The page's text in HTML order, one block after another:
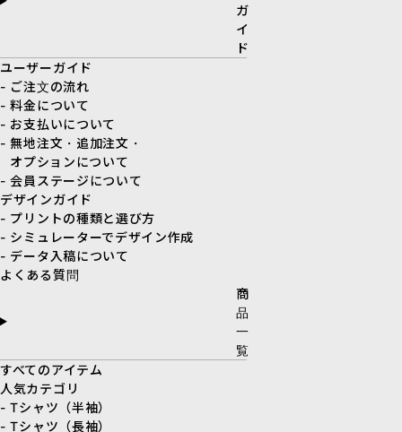
ガ
イ
ド
ユーザーガイド
- ご注文の流れ
- 料金について
- お支払いについて
- 無地注文・追加注文・
オプションについて
- 会員ステージについて
デザインガイド
- プリントの種類と選び方
- シミュレーターでデザイン作成
- データ入稿について
よくある質問
商
品
一
覧
すべてのアイテム
人気カテゴリ
- Tシャツ（半袖）
- Tシャツ（長袖）